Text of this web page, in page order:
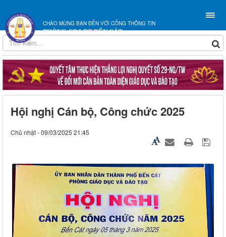
CHÀO MỪNG BẠN ĐẾN VỚI CỔNG THÔNG TIN
PHÒNG GD&ĐT BẾN CÁT
Hội nghị Cán bộ, Công chức 2025
Chủ nhật - 09/03/2025 21:45